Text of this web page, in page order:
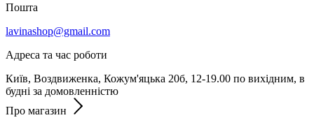
Пошта
lavinashop@gmail.com
Адреса та час роботи
Київ, Воздвиженка, Кожум'яцька 20б, 12-19.00 по вихідним, в
будні за домовленністю
Про магазин